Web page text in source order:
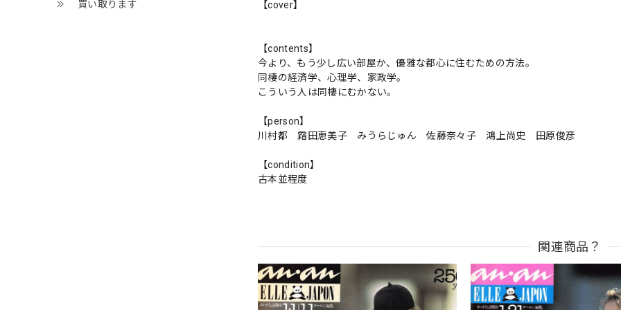
買い取ります 【cover】
【contents】
今より、もう少し広い部屋か、優雅な都心に住むための方法。
同棲の経済学、心理学、家政学。
こういう人は同棲にむかない。
【person】
川村都 霜田恵美子 みうらじゅん 佐藤奈々子 鴻上尚史 田原俊彦
【condition】
古本並程度
関連商品？